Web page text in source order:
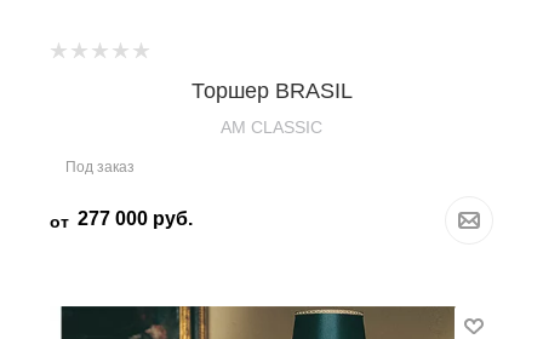
Торшер BRASIL
AM CLASSIC
Под заказ
от 277 000 руб.